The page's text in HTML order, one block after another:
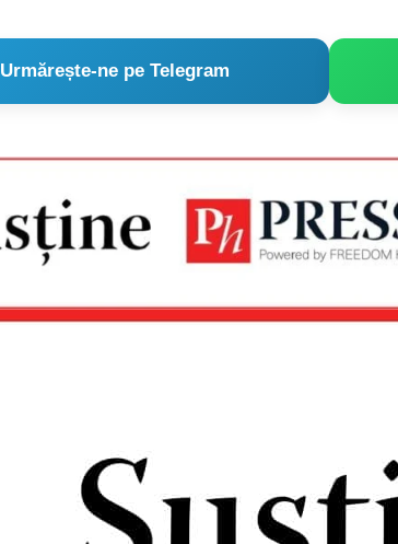
Urmărește-ne pe Telegram